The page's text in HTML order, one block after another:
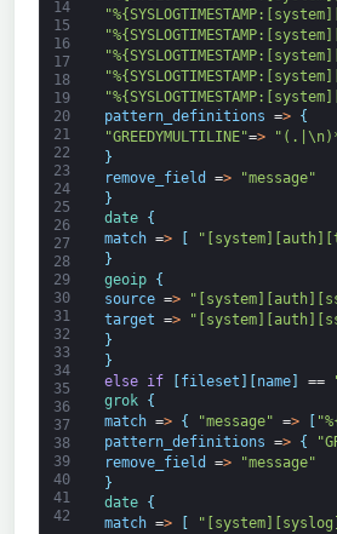
14
15
16
17
18
19
20
21
22
23
24
25
26
27
28
29
30
31
32
33
34
35
36
37
38
39
40
41
42
pattern_definitions =>
{
"GREEDYMULTILINE"=>
}
remove_field
=>
"message"
}
date
{
match =>
}
geoip
{
source =>
target =>
}
}
else
if [fileset ] [name] ==
grok
{
match => { "message" =>
pattern_definitions => {
remove_field
=>
"message"
}
date
{
match =>